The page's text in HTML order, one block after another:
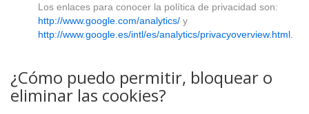
Los enlaces para conocer la política de privacidad son:
http://www.google.com/analytics/ y
http://www.google.es/intl/es/analytics/privacyoverview.html.
¿Cómo puedo permitir, bloquear o
eliminar las cookies?